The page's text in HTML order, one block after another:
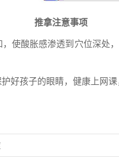
推拿注意事项
使酸胀感渗透到穴位深处
好孩子的眼睛，健康上网课